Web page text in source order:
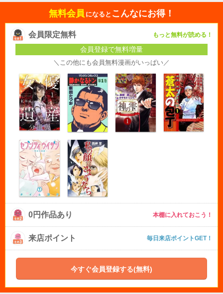
無料会員 になると こんなにお得！
会員限定無料 もっと無料が読める！
会員登録で無料増量
＼この他にも会員無料漫画がいっぱい／
0円作品あり 本棚に入れておこう！
来店ポイント 毎日来店ポイントGET！
今すぐ会員登録する(無料)